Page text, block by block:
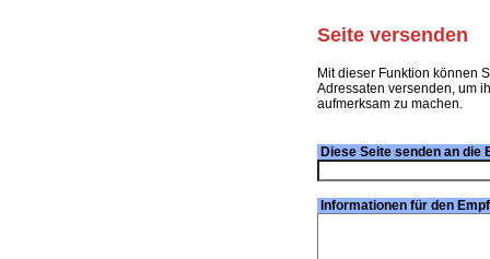
Seite versenden
Mit dieser Funktion können
Adressaten versenden, um
aufmerksam zu machen.
Diese Seite senden an die
Informationen für den